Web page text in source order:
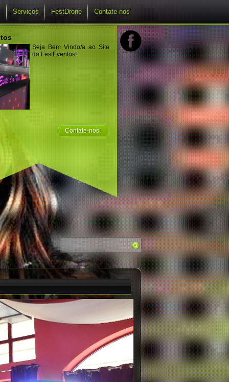
Seja Bem Vindo/a ao Site
da FestEventos!
Contate-nos!
Serviços FestDrone Contate-nos